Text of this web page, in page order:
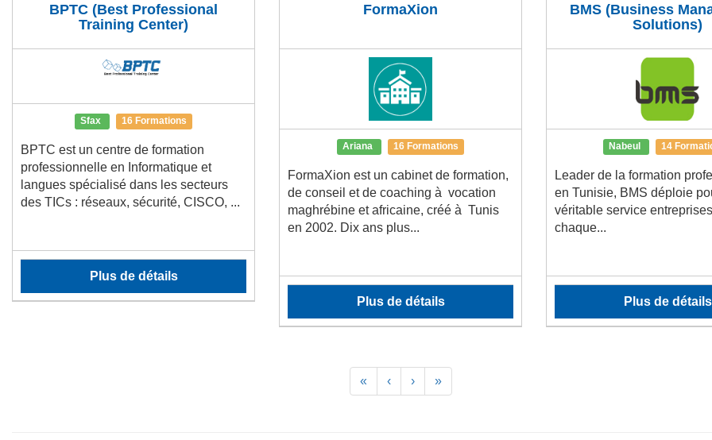
BPTC (Best Professional
Training Center)
Sfax 16 Formations
BPTC est un centre de formation
professionnelle en Informatique et
langues spécialisé dans les secteurs
des TICs : réseaux, sécurité, CISCO, ...
Plus de détails
FormaXion
Ariana 16 Formations
FormaXion est un cabinet de formation,
de conseil et de coaching à vocation
maghrébine et africaine, créé à Tunis
en 2002. Dix ans plus...
Plus de détails
BMS (Business
Solutions)
Nabeul 14
Leader de la formation
en Tunisie, BMS déploie
véritable service
chaque...
Plus de détails
« ‹ › »